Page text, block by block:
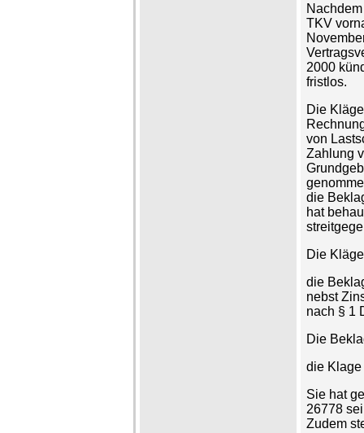
TKV
2000
fristlos.
Die
von
Zahlung
die
hat
Die
die
nebst
nach § 1
Die
die
Sie hat
26778
Zudem